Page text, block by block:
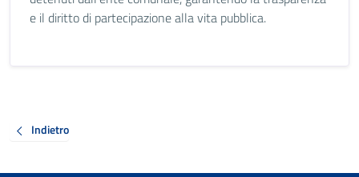
e il diritto di partecipazione alla vita pubblica.
Indietro